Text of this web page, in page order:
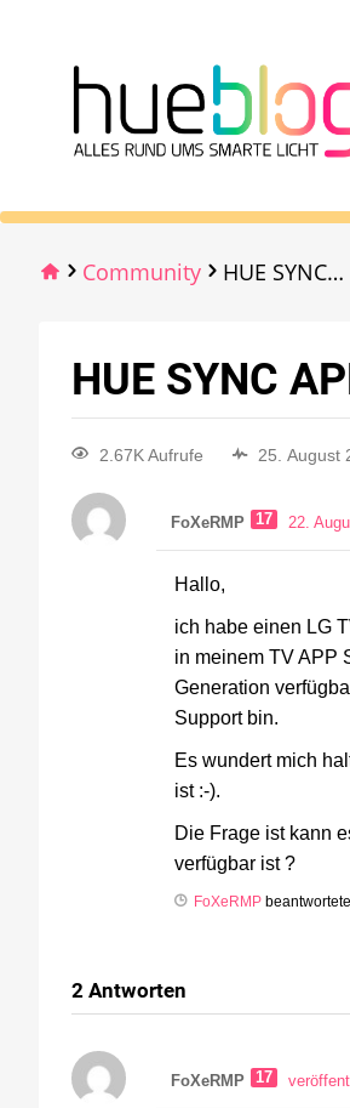
Community HUE SYNC APP LG OLED 2025 G5 Generation
HUE SYNC
2.67K Aufrufe 25. August
FoXeRMP 17 22.
Hallo,
ich habe einen LG
in meinem TV APP
Generation
Support bin.
Es wundert mich
ist :-).
Die Frage ist kann
verfügbar ist ?
FoXeRMP
2 Antworten
FoXeRMP 17